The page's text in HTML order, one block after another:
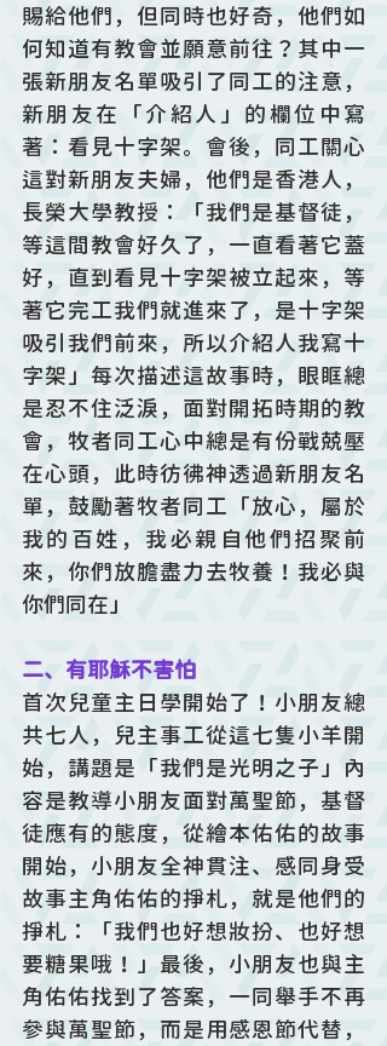
賜給他們，但同時也好奇，他們如
何知道有教會並願意前往？其中一
張新朋友名單吸引了同工的注意，
新朋友在「介紹人」的欄位中寫
著：看見十字架。會後，同工關心
這對新朋友夫婦，他們是香港人，
長榮大學教授：「我們是基督徒，
等這間教會好久了，一直看著它蓋
好，直到看見十字架被立起來，等
著它完工我們就進來了，是十字架
吸引我們前來，所以介紹人我寫十
字架」每次描述這故事時，眼眶總
是忍不住泛淚，面對開拓時期的教
會，牧者同工心中總是有份戰兢壓
在心頭，此時彷彿神透過新朋友名
單，鼓勵著牧者同工「放心，屬於
我的百姓，我必親自他們招聚前
來，你們放膽盡力去牧養！我必與
你們同在」
二、有耶穌不害怕
首次兒童主日學開始了！小朋友總
共七人，兒主事工從這七隻小羊開
始，講題是「我們是光明之子」內
容是教導小朋友面對萬聖節，基督
徒應有的態度，從繪本佑佑的故事
開始，小朋友全神貫注、感同身受
故事主角佑佑的掙札，就是他們的
掙札：「我們也好想妝扮、也好想
要糖果哦！」最後，小朋友也與主
角佑佑找到了答案，一同舉手不再
參與萬聖節，而是用感恩節代替，